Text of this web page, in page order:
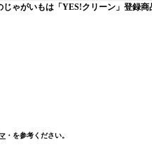
じゃがいもは「YES!クリーン」登録商
・ を参考ください。